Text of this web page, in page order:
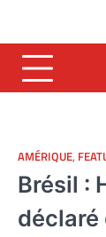
content
AMÉRIQUE,
Brésil :
déclaré